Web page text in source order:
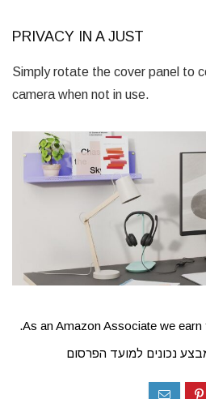
PRIVACY IN A JUST
Simply rotate the cover panel to
camera when not in use.
As an Amazon Associate we earn
נכונים למועד הפרסום